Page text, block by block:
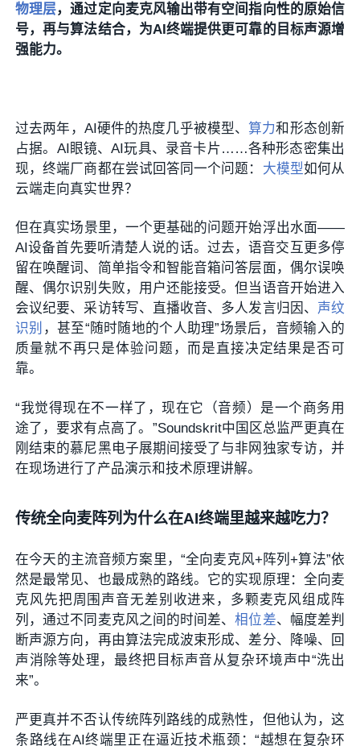
物理层，通过定向麦克风输出带有空间指向性的原始信
号，再与算法结合，为AI终端提供更可靠的目标声源增
强能力。
过去两年，AI硬件的热度几乎被模型、算力和形态创新
占据。AI眼镜、AI玩具、录音卡片……各种形态密集出
现，终端厂商都在尝试回答同一个问题： 大模型如何从
云端走向真实世界？
但在真实场景里，一个更基础的问题开始浮出水面——
AI设备首先要听清楚人说的话。过去，语音交互更多停
留在唤醒词、简单指令和智能音箱问答层面，偶尔误唤
醒、偶尔识别失败，用户还能接受。但当语音开始进入
会议纪要、采访转写、直播收音、多人发言归因、 声纹
识别 ，甚至“随时随地的个人助理”场景后，音频输入的
质量就不再只是体验问题，而是直接决定结果是否可
靠。
“我觉得现在不一样了，现在它（音频）是一个商务用
途了，要求有点高了。”Soundskrit中国区总监严更真在
刚结束的慕尼黑电子展期间接受了与非网独家专访，并
在现场进行了产品演示和技术原理讲解。
传统全向麦阵列为什么在AI终端里越来越吃力？
在今天的主流音频方案里，“全向麦克风+阵列+算法”依
然是最常见、也最成熟的路线。它的实现原理：全向麦
克风先把周围声音无差别收进来，多颗麦克风组成阵
列，通过不同麦克风之间的时间差、相位差、幅度差判
断声源方向，再由算法完成波束形成、差分、降噪、回
声消除等处理，最终把目标声音从复杂环境声中“洗出
来”。
严更真并不否认传统阵列路线的成熟性，但他认为，这
条路线在AI终端里正在逼近技术瓶颈：“越想在复杂环